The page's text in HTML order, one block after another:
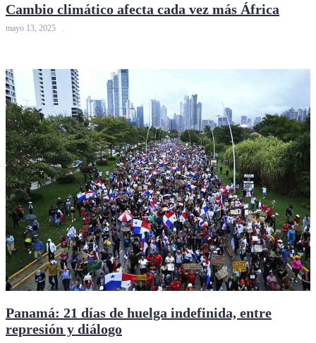
Cambio climático afecta cada vez más África
mayo 13, 2025
Panamá: 21 días de huelga indefinida, entre
represión y diálogo